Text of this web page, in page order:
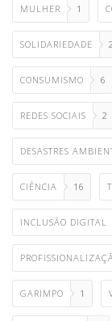
MULHER 1
SOLIDARIEDADE
CONSUMISMO 6
REDES SOCIAIS 2
DESASTRES
CIÊNCIA 16
INCLUSÃO DIGITAL
GARIMPO 1